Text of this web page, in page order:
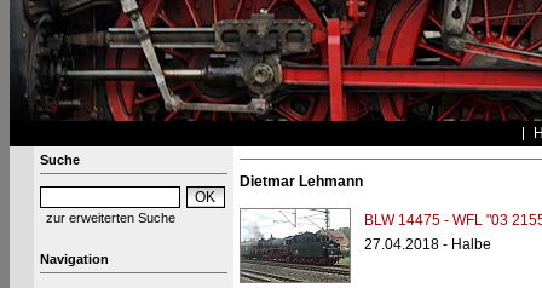
Suche
zur erweiterten Suche
Navigation
Dietmar Lehmann
BLW 14475 - WFL "03
27.04.2018 - Halbe